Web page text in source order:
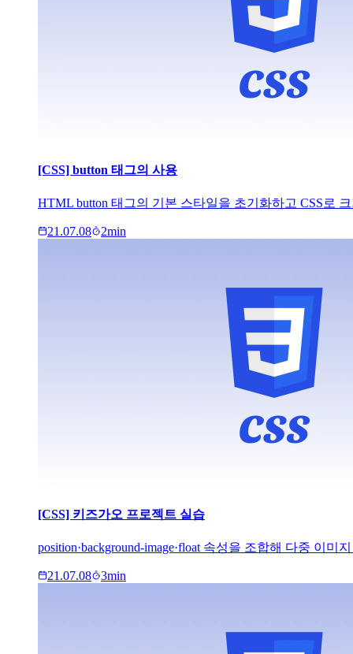
[CSS] button 태그의 사용
HTML button 태그의 기본 스타일을 초기화하고 CSS로
21.07.08 2min
[CSS] 키즈가오 프로젝트 실습
position·background-image·float 속성을 조합해 다중 이
21.07.08 3min